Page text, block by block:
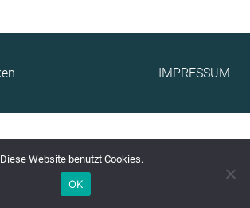
IMPRESSUM
Diese Website benutzt Cookies.
OK